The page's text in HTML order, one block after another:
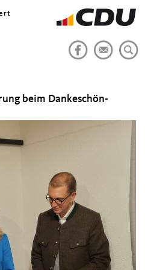
beim Dankeschön-